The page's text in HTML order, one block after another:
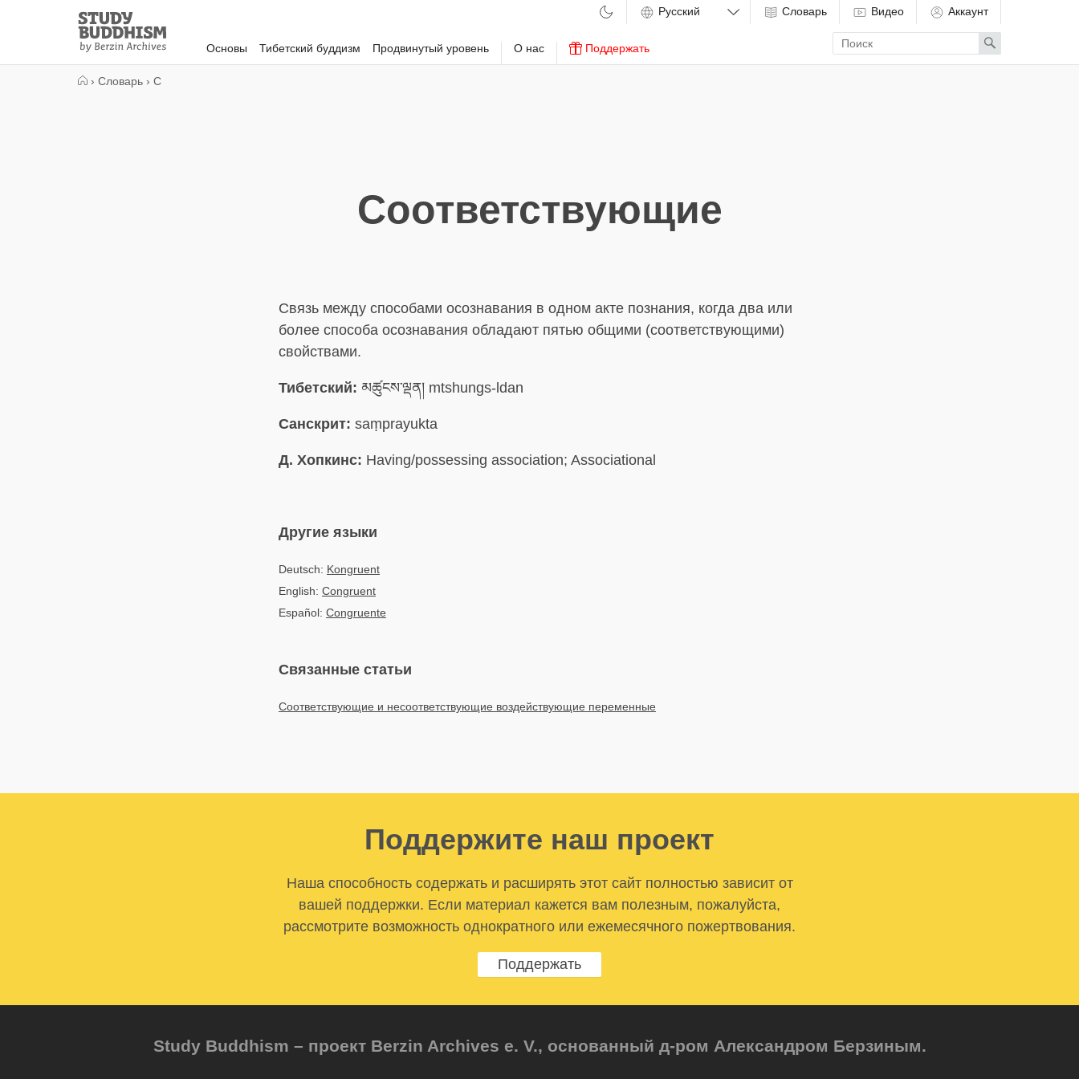
Study
Buddhism
Home
Основы Тибетский буддизм Продвинутый уровень О нас Поддержать
Словарь Видео Аккаунт
Enter
search
term
Search
› Словарь › С
Соответствующие
Связь между способами осознавания в одном акте познания, когда два или
более способа осознавания обладают пятью общими (соответствующими)
свойствами.
Тибетский: མཚུངས་ལྡན། mtshungs-ldan
Санскрит: saṃprayukta
Д. Хопкинс: Having/possessing association; Associational
Другие языки
Deutsch: Kongruent
English: Congruent
Español: Congruente
Связанные статьи
Соответствующие и несоответствующие воздействующие переменные
Поддержите наш проект
Наша способность содержать и расширять этот сайт полностью зависит от
вашей поддержки. Если материал кажется вам полезным, пожалуйста,
рассмотрите возможность однократного или ежемесячного пожертвования.
Поддержать
Study Buddhism – проект Berzin Archives e. V., основанный д-ром Александром Берзиным.